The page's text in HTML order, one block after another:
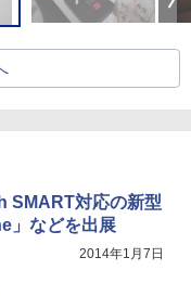
SMART対応の新型
」などを出展
2014年1月7日